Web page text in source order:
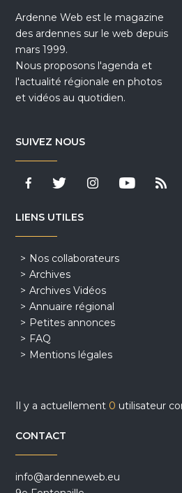
Ardenne Web est le magazine
des ardennes sur le web depuis
mars 1999.
Nous proposons l'agenda et
l'actualité régionale en photos
et vidéos au quotidien.
SUIVEZ NOUS
LIENS UTILES
Nos collaborateurs
Archives
Archives Vidéos
Annuaire régional
Petites annonces
FAQ
Mentions légales
Il y a actuellement 0 utilisateur
CONTACT
info@ardenneweb.eu